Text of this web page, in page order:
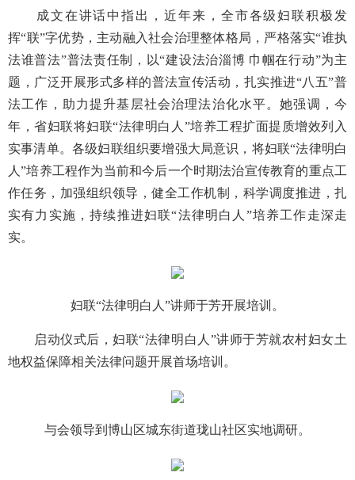
成文在讲话中指出，近年来，全市各级妇联积极发
挥“联”字优势，主动融入社会治理整体格局，严格落实“谁执
法谁普法”普法责任制，以“建设法治淄博 巾帼在行动”为主
题，广泛开展形式多样的普法宣传活动，扎实推进“八五”普
法工作，助力提升基层社会治理法治化水平。她强调，今
年，省妇联将妇联“法律明白人”培养工程扩面提质增效列入
实事清单。各级妇联组织要增强大局意识，将妇联“法律明白
人”培养工程作为当前和今后一个时期法治宣传教育的重点工
作任务，加强组织领导，健全工作机制，科学调度推进，扎
实有力实施，持续推进妇联“法律明白人”培养工作走深走
实。
妇联“法律明白人”讲师于芳开展培训。
启动仪式后，妇联“法律明白人”讲师于芳就农村妇女土
地权益保障相关法律问题开展首场培训。
与会领导到博山区城东街道珑山社区实地调研。